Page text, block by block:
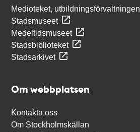
Medioteket, utbildningsförvaltningen
Stadsmuseet
Medeltidsmuseet
Stadsbiblioteket
Stadsarkivet
Om webbplatsen
Kontakta oss
Om Stockholmskällan